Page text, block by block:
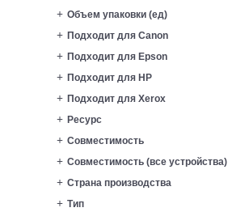
Объем упаковки (ед)
Подходит для Canon
Подходит для Epson
Подходит для HP
Подходит для Xerox
Ресурс
Совместимость
Совместимость (все устройства)
Страна производства
Тип